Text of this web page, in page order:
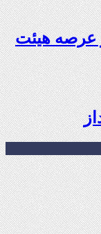
عرصه‌ هیئت